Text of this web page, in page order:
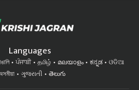
বাঙালি ਪੰਜਾਬੀ தமிழ்
ગુજરાતી తెలుగు